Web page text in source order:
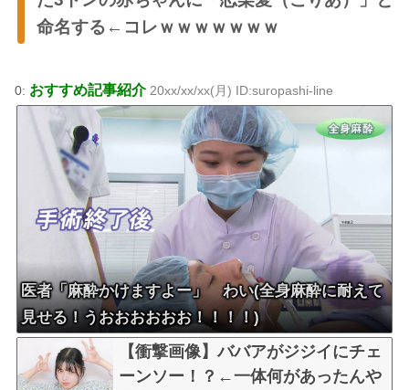
命名する←コレｗｗｗｗｗｗｗ
0: おすすめ記事紹介20xx/xx/xx(月) ID:suropashi-line
医者「麻酔かけますよー」 わい(全身麻酔に耐えて
見せる！うおおおおおお！！！！)
【衝撃画像】ババアがジジイにチェ
ーンソー！？←一体何があったんや